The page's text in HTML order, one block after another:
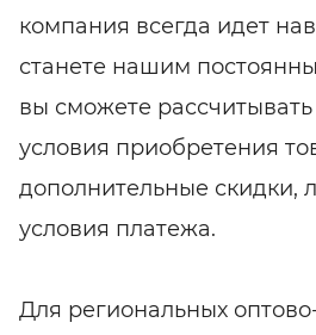
компания всегда идет
станете нашим
вы сможете
условия приобретения
дополнительные скидки,
условия платежа.
Для региональных